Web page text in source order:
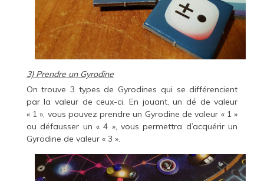
3) Prendre un Gyrodine
On trouve 3 types de Gyrodines qui se différencient
par la valeur de ceux-ci. En jouant, un dé de valeur
« 1 », vous pouvez prendre un Gyrodine de valeur « 1 »
ou défausser un « 4 », vous permettra d’acquérir un
Gyrodine de valeur « 3 ».